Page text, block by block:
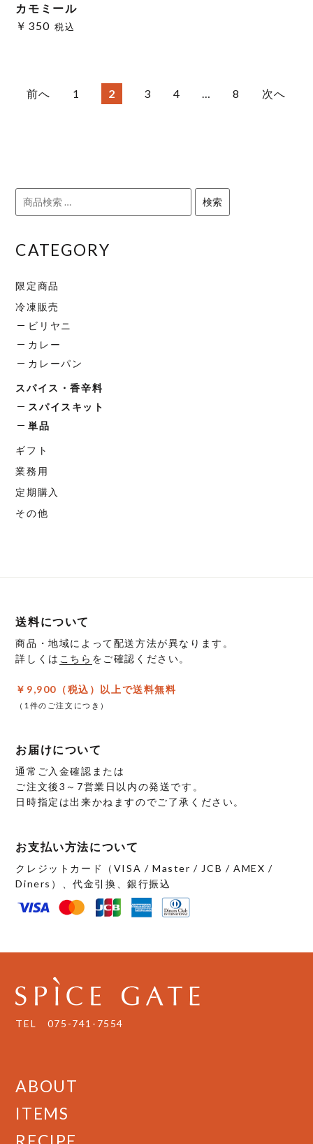
検
索
象:
検索
CATEGORY
限定商品
冷凍販売
ビリヤニ
カレー
カレーパン
スパイス・香辛料
スパイスキット
単品
ギフト
業務用
定期購入
その他
カモミール
￥350 税込
稿
ョ
ン
前へ 1 2 3 4 … 8 次へ
送料について
商品・地域によって配送方法が異なります。
詳しくは こちら をご確認ください。
￥9,900（税込）以上で送料無料
（1件のご注文につき）
お届けについて
通常ご入金確認または
ご注文後3～7営業日以内の発送です。
日時指定は出来かねますのでご了承ください。
お支払い方法について
クレジットカード（VISA / Master / JCB / AMEX /
Diners）、代金引換、銀行振込
TEL 075-741-7554
ABOUT
ITEMS